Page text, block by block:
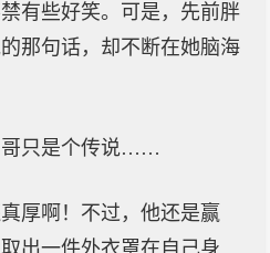
有些好笑。可是，先前胖
那句话，却不断在她脑海
只是个传说……
厚啊！不过，他还是赢
出一件外衣罩在自己身